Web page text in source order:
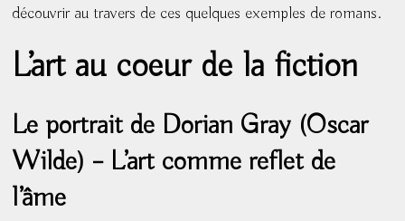
découvrir au travers de ces quelques exemples de romans.
L’art au coeur de la fiction
Le portrait de Dorian Gray (Oscar
Wilde) – L’art comme reflet de
l’âme